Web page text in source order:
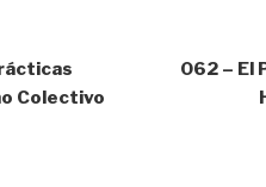
Colectivo
062 – El